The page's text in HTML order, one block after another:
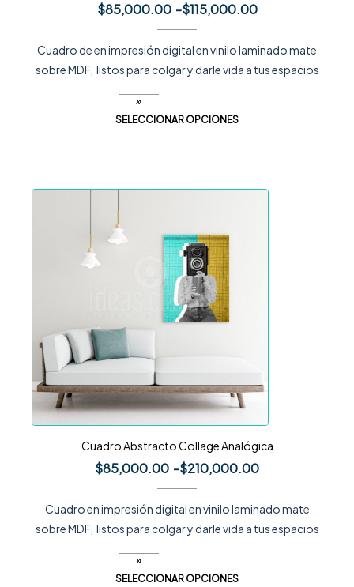
$85,000.00 -$115,000.00
Cuadro de en impresión digital en vinilo laminado mate
sobre MDF, listos para colgar y darle vida a tus espacios
SELECCIONAR OPCIONES
Cuadro Abstracto Collage Analógica
$85,000.00 -$210,000.00
Cuadro en impresión digital en vinilo laminado mate
sobre MDF, listos para colgar y darle vida a tus espacios
SELECCIONAR OPCIONES